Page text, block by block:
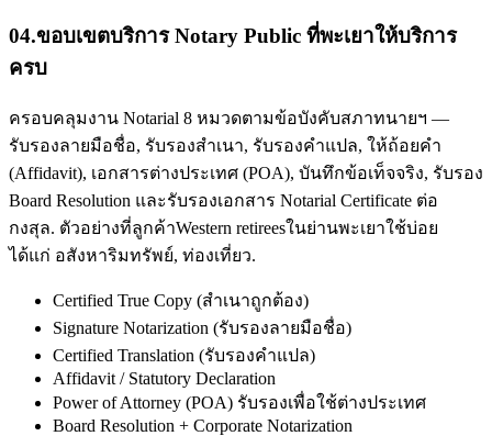
04.ขอบเขตบริการ Notary Public ที่พะเยาให้บริการ
ครบ
ครอบคลุมงาน Notarial 8 หมวดตามข้อบังคับสภาทนายฯ —
รับรองลายมือชื่อ, รับรองสำเนา, รับรองคำแปล, ให้ถ้อยคำ
(Affidavit), เอกสารต่างประเทศ (POA), บันทึกข้อเท็จจริง, รับรอง
Board Resolution และรับรองเอกสาร Notarial Certificate ต่อ
กงสุล. ตัวอย่างที่ลูกค้าWestern retireesในย่านพะเยาใช้บ่อย
ได้แก่ อสังหาริมทรัพย์, ท่องเที่ยว.
Certified True Copy (สำเนาถูกต้อง)
Signature Notarization (รับรองลายมือชื่อ)
Certified Translation (รับรองคำแปล)
Affidavit / Statutory Declaration
Power of Attorney (POA) รับรองเพื่อใช้ต่างประเทศ
Board Resolution + Corporate Notarization